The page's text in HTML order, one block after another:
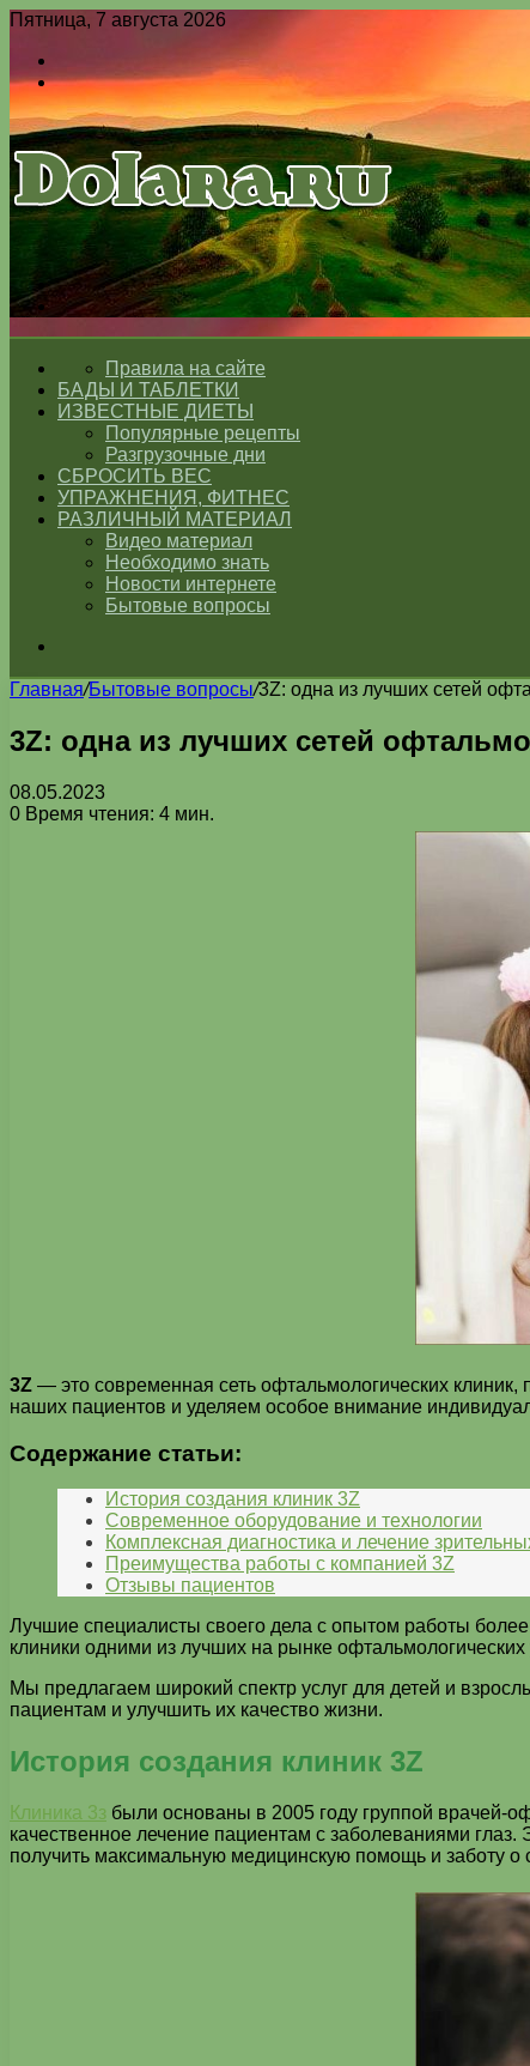
Пятница, 7 августа 2026
Switch
skin
Меню
Switch
ГЛАВНАЯПравила на сайте
БАДЫ И ТАБЛЕТКИ
ИЗВЕСТНЫЕ ДИЕТЫ
Популярные рецепты
Разгрузочные дни
СБРОСИТЬ ВЕС
УПРАЖНЕНИЯ, ФИТНЕС
РАЗЛИЧНЫЙ МАТЕРИАЛ
Видео материал
Необходимо знать
Новости интернете
Бытовые вопросы
Главная/Бытовые вопросы/3Z: одна из лучших сетей
3Z: одна из лучших сетей
08.05.2023
0 Время чтения: 4 мин.
3Z — это современная сеть офтальмологических
наших пациентов и уделяем особое внимание
Содержание статьи:
История создания клиник 3Z
Современное оборудование и технологии
Комплексная диагностика и лечение
Преимущества работы с компанией 3Z
Отзывы пациентов
Лучшие специалисты своего дела с опытом работы
клиники одними из лучших на рынке офтальмологических
Мы предлагаем широкий спектр услуг для детей и
пациентам и улучшить их качество жизни.
История создания клиник 3Z
Клиника 3з были основаны в 2005 году группой врачей-
качественное лечение пациентам с заболеваниями
получить максимальную медицинскую помощь и заботу о